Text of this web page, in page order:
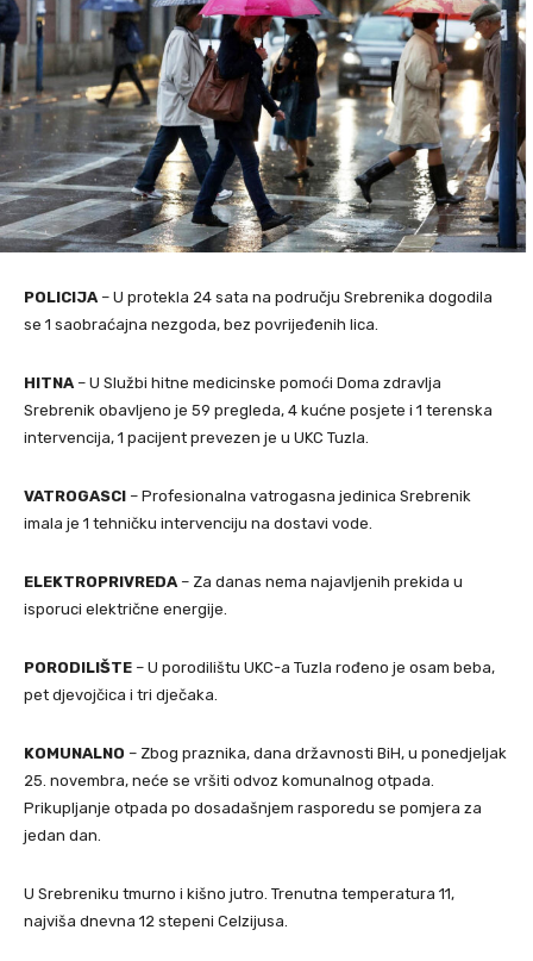
POLICIJA – U protekla 24 sata na području Srebrenika dogodila
se 1 saobraćajna nezgoda, bez povrijeđenih lica.
HITNA – U Službi hitne medicinske pomoći Doma zdravlja
Srebrenik obavljeno je 59 pregleda, 4 kućne posjete i 1 terenska
intervencija, 1 pacijent prevezen je u UKC Tuzla.
VATROGASCI – Profesionalna vatrogasna jedinica Srebrenik
imala je 1 tehničku intervenciju na dostavi vode.
ELEKTROPRIVREDA – Za danas nema najavljenih prekida u
isporuci električne energije.
PORODILIŠTE – U porodilištu UKC-a Tuzla rođeno je osam beba,
pet djevojčica i tri dječaka.
KOMUNALNO – Zbog praznika, dana državnosti BiH, u ponedjeljak
25. novembra, neće se vršiti odvoz komunalnog otpada.
Prikupljanje otpada po dosadašnjem rasporedu se pomjera za
jedan dan.
U Srebreniku tmurno i kišno jutro. Trenutna temperatura 11,
najviša dnevna 12 stepeni Celzijusa.